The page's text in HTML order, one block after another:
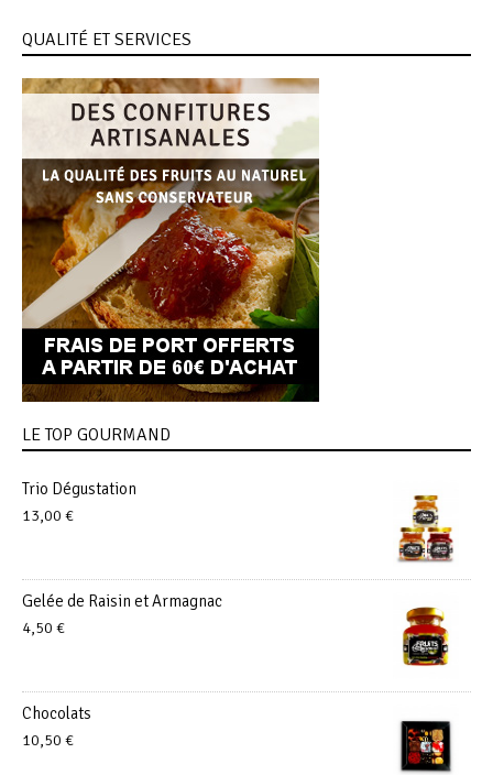
QUALITÉ ET SERVICES
LE TOP GOURMAND
Trio Dégustation
13,00 €
Gelée de Raisin et Armagnac
4,50 €
Chocolats
10,50 €